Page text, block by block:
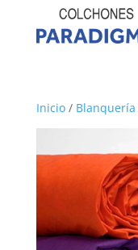
Inicio/ Blanquería